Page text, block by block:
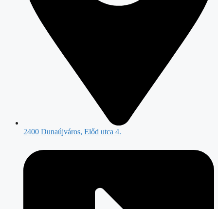
2400 Dunaújváros, Előd utca 4.